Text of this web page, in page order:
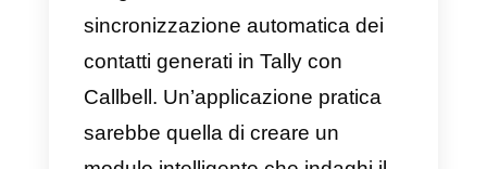
Come integrare
a Tally – Metodo principale